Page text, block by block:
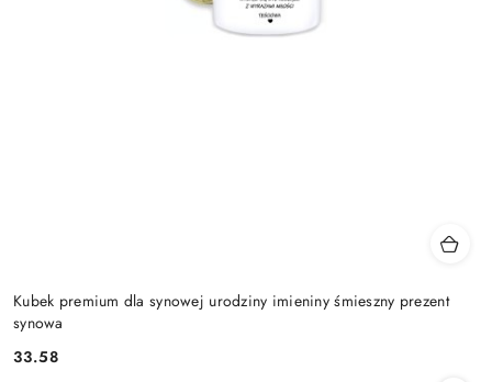
Kubek premium dla synowej urodziny imieniny śmieszny prezent
synowa
Cena:
33.58